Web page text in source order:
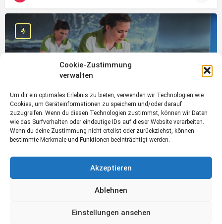
Cookie-Zustimmung
verwalten
Um dir ein optimales Erlebnis zu bieten, verwenden wir Technologien wie
Cookies, um Geräteinformationen zu speichern und/oder darauf
zuzugreifen. Wenn du diesen Technologien zustimmst, können wir Daten
wie das Surfverhalten oder eindeutige IDs auf dieser Website verarbeiten.
Wenn du deine Zustimmung nicht erteilst oder zurückziehst, können
bestimmte Merkmale und Funktionen beeinträchtigt werden.
Akzeptieren
Ablehnen
Einstellungen ansehen
Physiotherapeut / Masseur (m/w/d)
Vollzeit